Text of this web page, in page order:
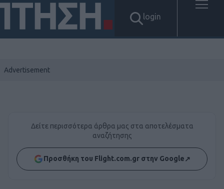
login
Δείτε περισσότερα άρθρα μας στα αποτελέσματα
αναζήτησης
Προσθήκη του Flight.com.gr στην Google↗